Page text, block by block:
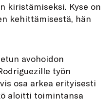
kiristämiseksi. Kyse on
kehittämisestä, hän
avohoidon
työn
osa arkea erityisesti
aloitti toimintansa